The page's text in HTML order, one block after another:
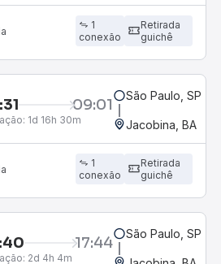
1
conexão
Retirada
guichê
09:01
1d 16h 30m
São Paulo, SP -
Jacobina, BA
1
conexão
Retirada
guichê
17:44
2d 4h 4m
São Paulo, SP -